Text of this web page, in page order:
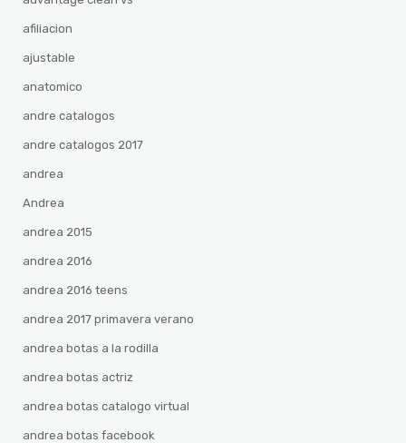
afiliacion
ajustable
anatomico
andre catalogos
andre catalogos 2017
andrea
Andrea
andrea 2015
andrea 2016
andrea 2016 teens
andrea 2017 primavera verano
andrea botas a la rodilla
andrea botas actriz
andrea botas catalogo virtual
andrea botas facebook